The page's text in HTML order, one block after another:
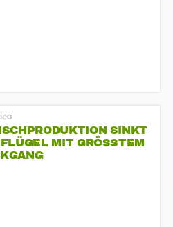
SINKT
MIT GRÖSSTEM R